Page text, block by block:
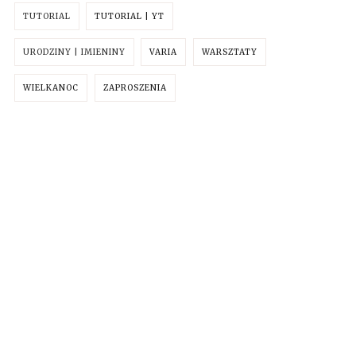
TUTORIAL TUTORIAL | YT
URODZINY | IMIENINY VARIA WARSZTATY
WIELKANOC ZAPROSZENIA